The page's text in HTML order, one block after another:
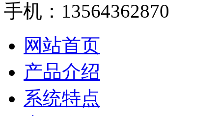
手机：13564362870
网站首页
产品介绍
系统特点